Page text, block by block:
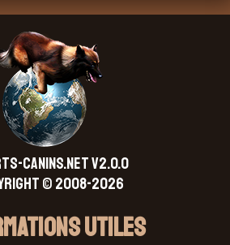
CANINS.NET V2.0.0
© 2008-2026
Utiles